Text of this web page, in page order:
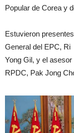
Popular de Corea y
Estuvieron
General del EPC, Ri
Yong Gil, y el
RPDC, Pak Jong